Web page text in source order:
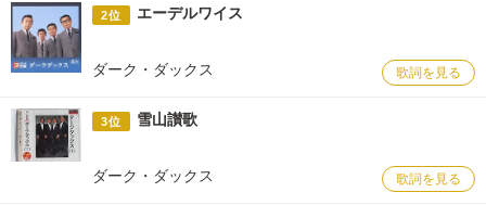
2位 エーデルワイス
ダーク・ダックス 歌詞を見る
3位 雪山讃歌
ダーク・ダックス 歌詞を見る